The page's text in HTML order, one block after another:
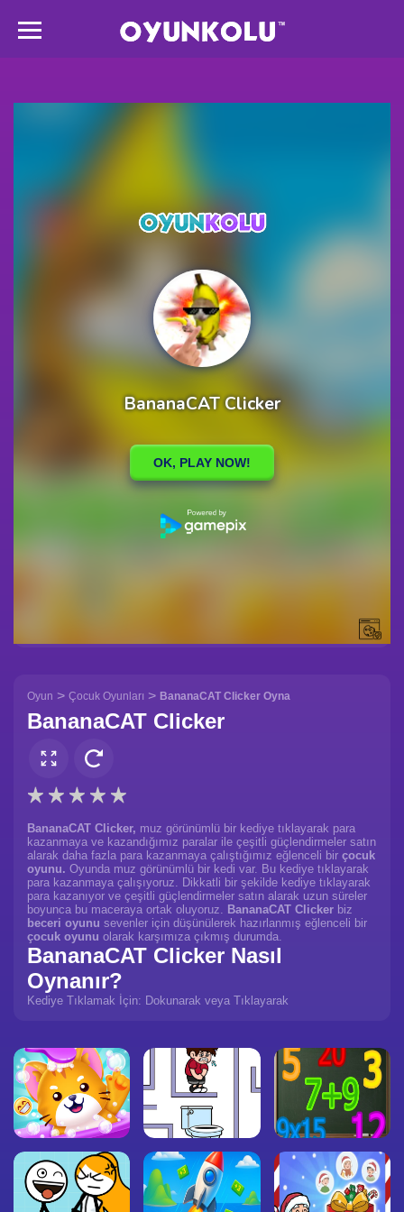
Oyun > Çocuk Oyunları > BananaCAT Clicker Oyna
BananaCAT Clicker
BananaCAT Clicker, muz görünümlü bir kediye tıklayarak para
kazanmaya ve kazandığımız paralar ile çeşitli güçlendirmeler satın
alarak daha fazla para kazanmaya çalıştığımız eğlenceli bir çocuk
oyunu. Oyunda muz görünümlü bir kedi var. Bu kediye tıklayarak
para kazanmaya çalışıyoruz. Dikkatli bir şekilde kediye tıklayarak
para kazanıyor ve çeşitli güçlendirmeler satın alarak uzun süreler
boyunca bu maceraya ortak oluyoruz. BananaCAT Clicker biz
beceri oyunu sevenler için düşünülerek hazırlanmış eğlenceli bir
çocuk oyunu olarak karşımıza çıkmış durumda.
BananaCAT Clicker Nasıl
Oynanır?
Kediye Tıklamak İçin: Dokunarak veya Tıklayarak